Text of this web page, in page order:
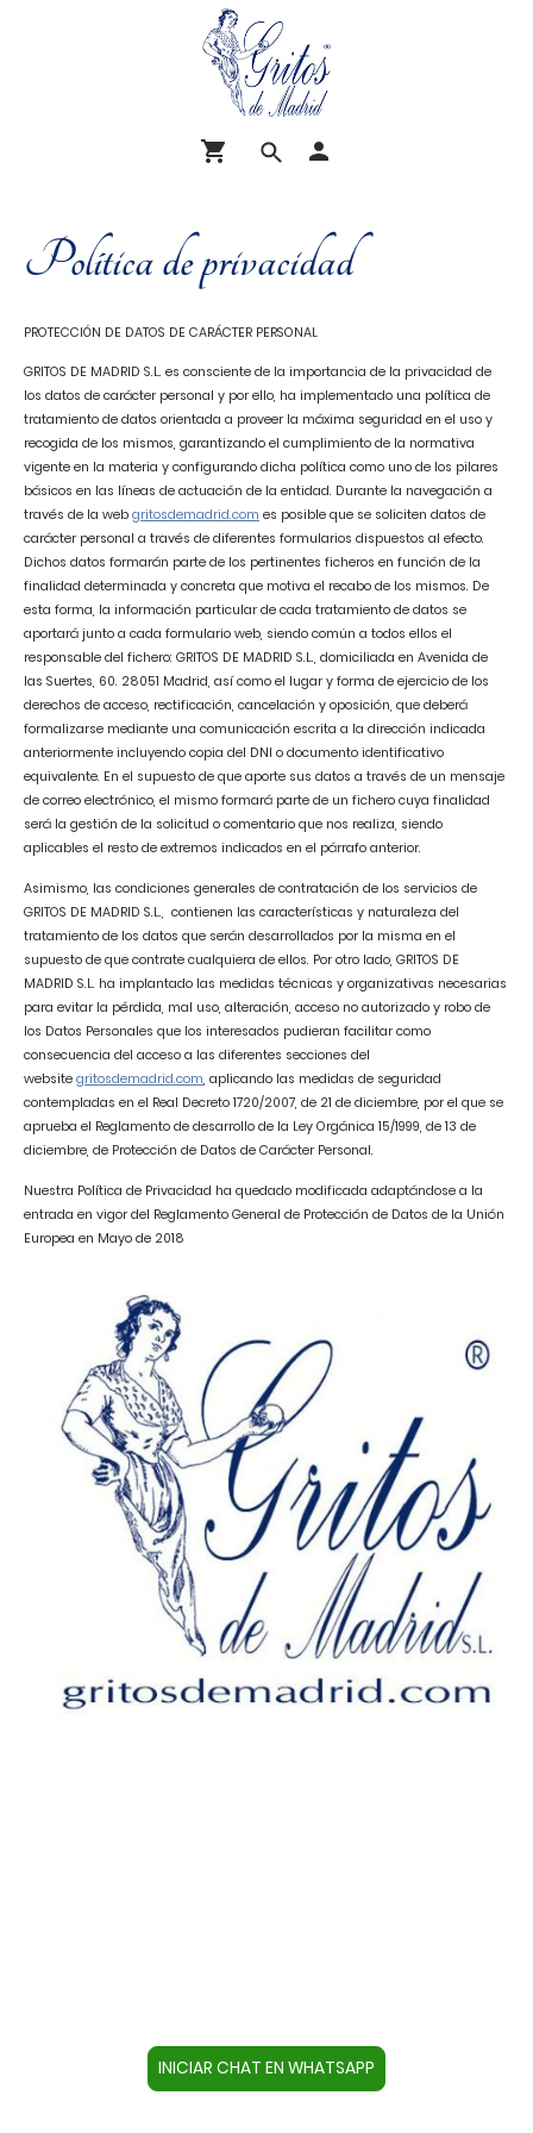
Política de privacidad
PROTECCIÓN DE DATOS DE CARÁCTER PERSONAL
GRITOS DE MADRID S.L. es consciente de la importancia de la privacidad de
los datos de carácter personal y por ello, ha implementado una política de
tratamiento de datos orientada a proveer la máxima seguridad en el uso y
recogida de los mismos, garantizando el cumplimiento de la normativa
vigente en la materia y configurando dicha política como uno de los pilares
básicos en las líneas de actuación de la entidad. Durante la navegación a
través de la web gritosdemadrid.com es posible que se soliciten datos de
carácter personal a través de diferentes formularios dispuestos al efecto.
Dichos datos formarán parte de los pertinentes ficheros en función de la
finalidad determinada y concreta que motiva el recabo de los mismos. De
esta forma, la información particular de cada tratamiento de datos se
aportará junto a cada formulario web, siendo común a todos ellos el
responsable del fichero: GRITOS DE MADRID S.L., domiciliada en Avenida de
las Suertes, 60. 28051 Madrid, así como el lugar y forma de ejercicio de los
derechos de acceso, rectificación, cancelación y oposición, que deberá
formalizarse mediante una comunicación escrita a la dirección indicada
anteriormente incluyendo copia del DNI o documento identificativo
equivalente. En el supuesto de que aporte sus datos a través de un mensaje
de correo electrónico, el mismo formará parte de un fichero cuya finalidad
será la gestión de la solicitud o comentario que nos realiza, siendo
aplicables el resto de extremos indicados en el párrafo anterior.
Asimismo, las condiciones generales de contratación de los servicios de
GRITOS DE MADRID S.L., contienen las características y naturaleza del
tratamiento de los datos que serán desarrollados por la misma en el
supuesto de que contrate cualquiera de ellos. Por otro lado, GRITOS DE
MADRID S.L. ha implantado las medidas técnicas y organizativas necesarias
para evitar la pérdida, mal uso, alteración, acceso no autorizado y robo de
los Datos Personales que los interesados pudieran facilitar como
consecuencia del acceso a las diferentes secciones del
website gritosdemadrid.com, aplicando las medidas de seguridad
contempladas en el Real Decreto 1720/2007, de 21 de diciembre, por el que se
aprueba el Reglamento de desarrollo de la Ley Orgánica 15/1999, de 13 de
diciembre, de Protección de Datos de Carácter Personal.
Nuestra Política de Privacidad ha quedado modificada adaptándose a la
entrada en vigor del Reglamento General de Protección de Datos de la Unión
Europea en Mayo de 2018
INICIAR CHAT EN WHATSAPP